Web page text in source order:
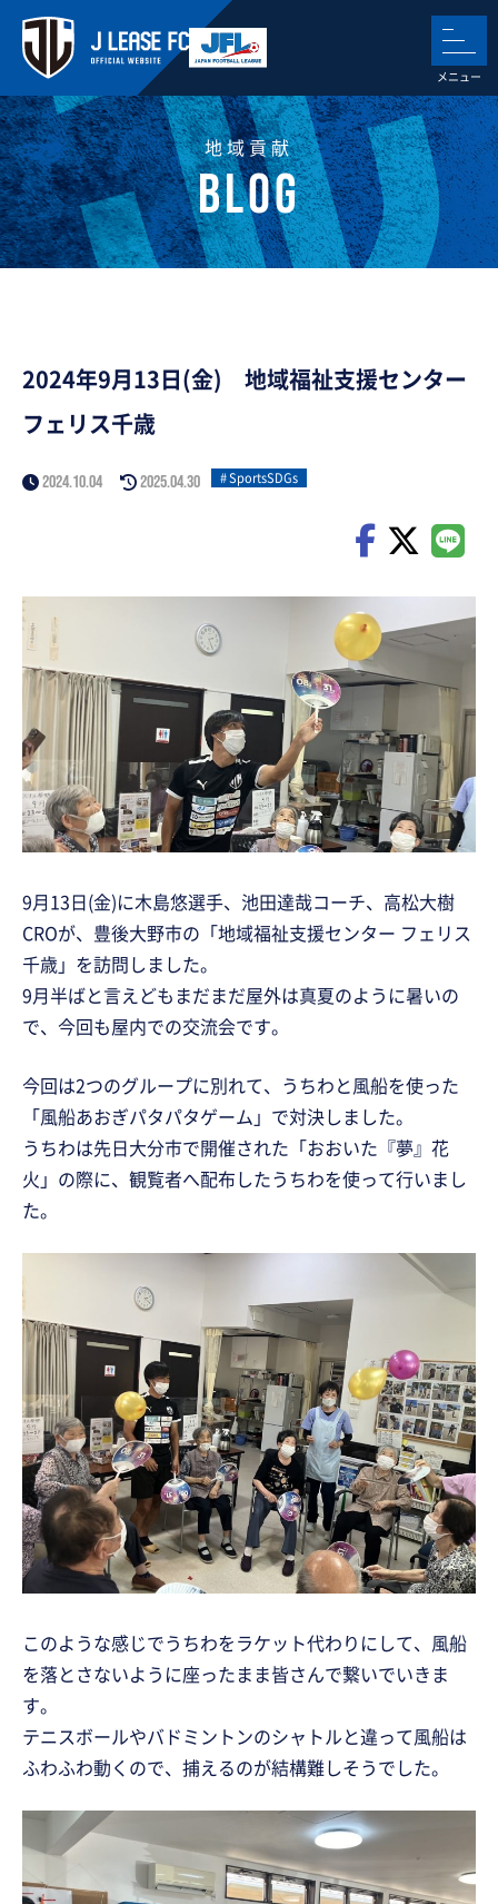
地域貢献
2024年9月13日(金) 地域福祉支援センター
フェリス千歳
2024.10.04 2025.04.30 SportsSDGs
9月13日(金)に木島悠選手、池田達哉コーチ、高松大樹
CROが、豊後大野市の「地域福祉支援センター フェリス
千歳」を訪問しました。
9月半ばと言えどもまだまだ屋外は真夏のように暑いの
で、今回も屋内での交流会です。
今回は2つのグループに別れて、うちわと風船を使った
「風船あおぎパタパタゲーム」で対決しました。
うちわは先日大分市で開催された「おおいた『夢』花
火」の際に、観覧者へ配布したうちわを使って行いまし
た。
このような感じでうちわをラケット代わりにして、風船
を落とさないように座ったまま皆さんで繋いでいきま
す。
テニスボールやバドミントンのシャトルと違って風船は
ふわふわ動くので、捕えるのが結構難しそうでした。